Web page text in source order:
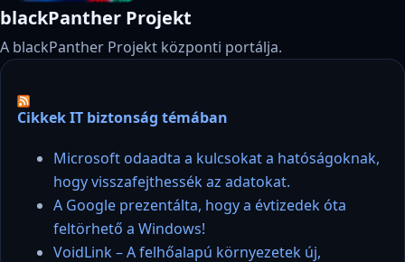
blackPanther Projekt
A blackPanther Projekt központi portálja.
Cikkek IT biztonság témában
Microsoft odaadta a kulcsokat a hatóságoknak,
hogy visszafejthessék az adatokat.
A Google prezentálta, hogy a évtizedek óta
feltörhető a Windows!
VoidLink – A felhőalapú környezetek új,